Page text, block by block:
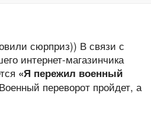
сюрприз)) В связи с
интернет-магазинчика
«Я пережил военный
переворот пройдет, а